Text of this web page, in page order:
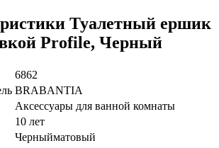
Туалетный ершик
Profile, Черный
6862
BRABANTIA
Аксессуары для ванной комнаты
10 лет
Черныйматовый